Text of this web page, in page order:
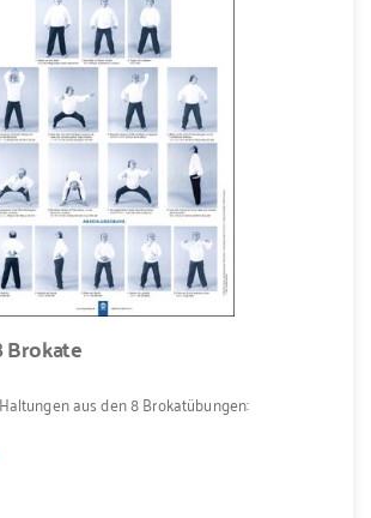
Brokate
aus den 8 Brokatübungen: